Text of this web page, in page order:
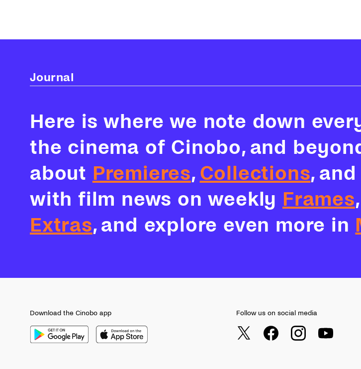
Journal
Here is where we note down
the cinema of Cinobo, and
about Premieres, Collections, and
with film news on weekly Frames
Extras, and explore even more in
Download the Cinobo app Follow us on social media